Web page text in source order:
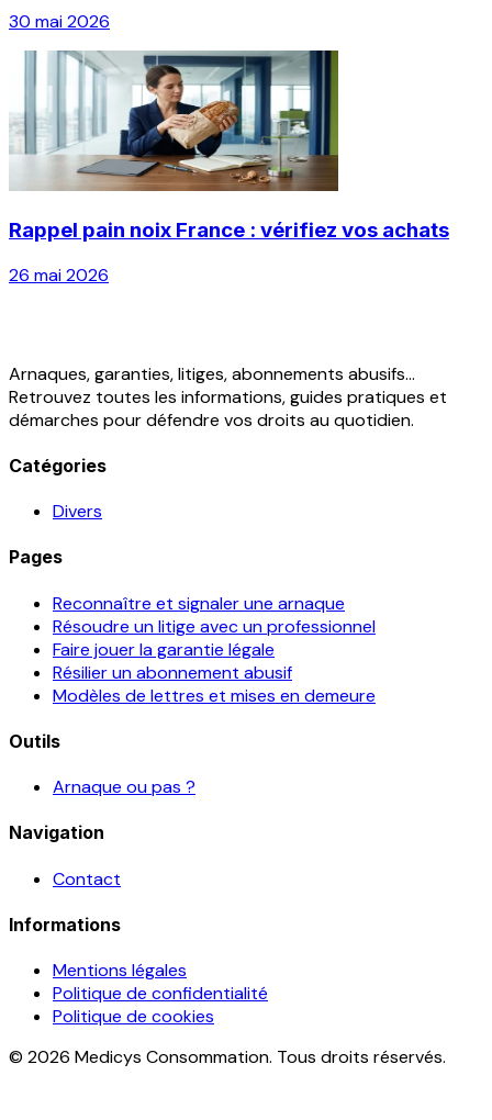
30 mai 2026
Rappel pain noix France : vérifiez vos achats
26 mai 2026
Arnaques, garanties, litiges, abonnements abusifs...
Retrouvez toutes les informations, guides pratiques et
démarches pour défendre vos droits au quotidien.
Catégories
Divers
Pages
Reconnaître et signaler une arnaque
Résoudre un litige avec un professionnel
Faire jouer la garantie légale
Résilier un abonnement abusif
Modèles de lettres et mises en demeure
Outils
Arnaque ou pas ?
Navigation
Contact
Informations
Mentions légales
Politique de confidentialité
Politique de cookies
© 2026 Medicys Consommation. Tous droits réservés.